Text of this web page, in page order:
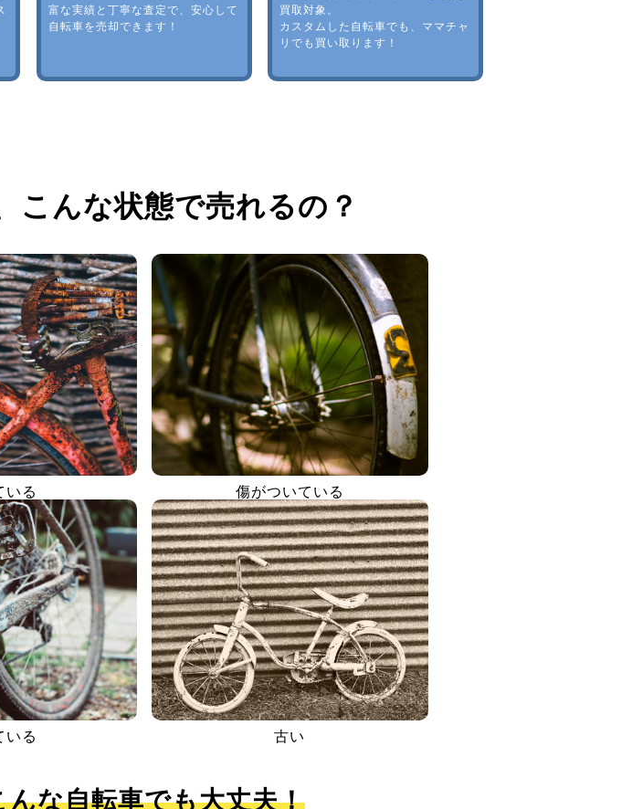
富な実績と丁寧な査定で、安心して
自転車を売却できます！
買取対象。
カスタムした自転車でも、ママチャ
リでも買い取ります！
こんな状態で売れるの？
いる 傷がついている
いる 古い
んな自転車でも大丈夫！